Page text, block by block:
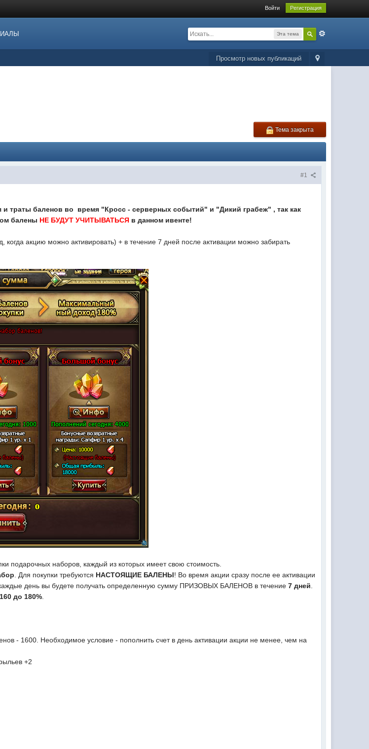
Войти Регистрация
Эта тема
Просмотр новых публикаций
Тема закрыта
#1
и траты баленов во время "Кросс - серверных событий" и "Дикий грабеж" , так как
балены НЕ БУДУТ УЧИТЫВАТЬСЯ в данном ивенте!
акцию можно активировать) + в течение 7 дней после активации можно забирать
подарочных наборов, каждый из которых имеет свою стоимость.
. Для покупки требуются НАСТОЯЩИЕ БАЛЕНЫ! Во время акции сразу после ее активации
день вы будете получать определенную сумму ПРИЗОВЫХ БАЛЕНОВ в течение 7 дней
до 180%
- 1600. Необходимое условие - пополнить счет в день активации акции не менее, чем на
+2